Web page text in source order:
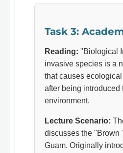
Task 3:
Reading: "Biological
invasive species is a
that causes
after being introduced
environment.
Lecture Scenario:
discusses the "Brown
Guam. Originally